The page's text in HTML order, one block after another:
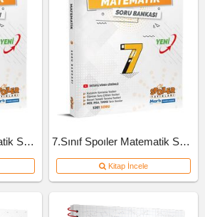
6.Sınıf Spoıler Matematik Soru Bankası 2023 7.Sınıf Spoıler Matematik Soru Bankası
Kitap İncele